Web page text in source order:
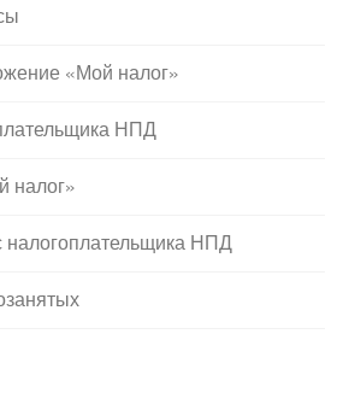
«Мой налог»
НПД
налог»
налогоплательщика НПД